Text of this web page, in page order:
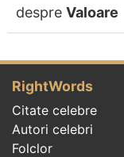
despre Valoare
RightWords
Citate celebre
Autori celebri
Folclor